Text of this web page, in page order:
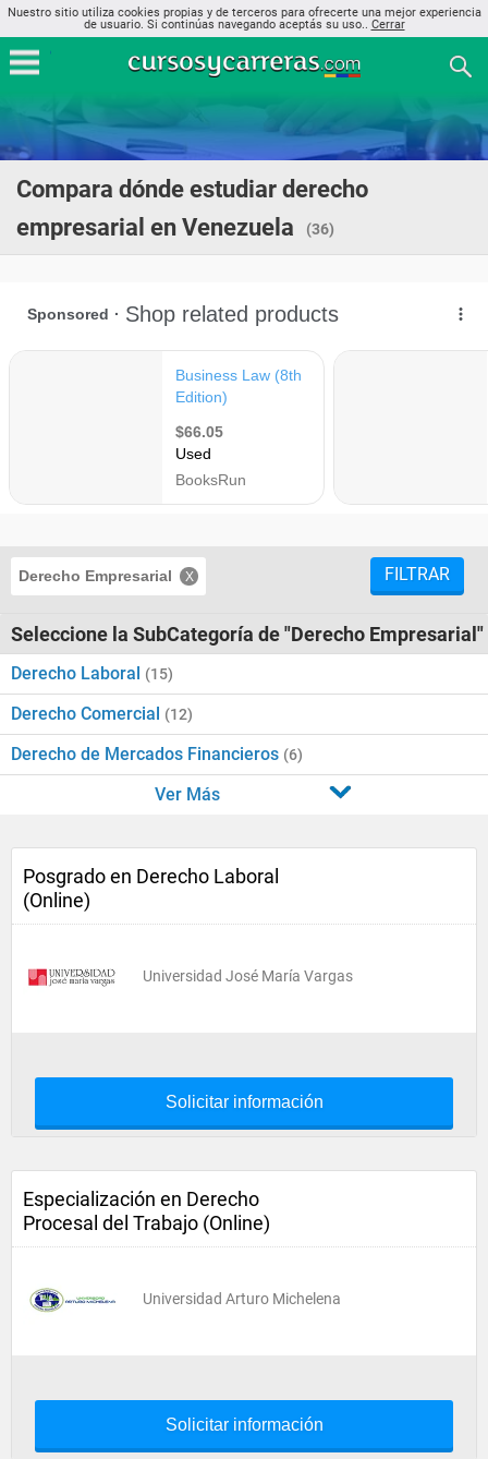
Nuestro sitio utiliza cookies propias y de terceros para ofrecerte una mejor experiencia
de usuario. Si continúas navegando aceptás su uso.. Cerrar
Compara dónde estudiar derecho
empresarial en Venezuela
(36)
Derecho Empresarial FILTRAR
Seleccione la SubCategoría de "Derecho Empresarial"
Derecho Laboral (15)
Derecho Comercial (12)
Derecho de Mercados Financieros (6)
Ver Más
Posgrado en Derecho Laboral
(Online)
Universidad José María Vargas
Solicitar información
Especialización en Derecho
Procesal del Trabajo (Online)
Universidad Arturo Michelena
Solicitar información